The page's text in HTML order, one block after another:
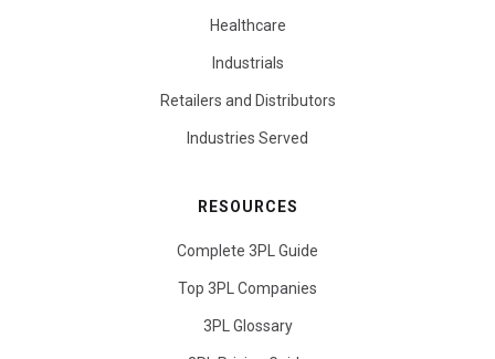
Healthcare
Industrials
Retailers and Distributors
Industries Served
RESOURCES
Complete 3PL Guide
Top 3PL Companies
3PL Glossary